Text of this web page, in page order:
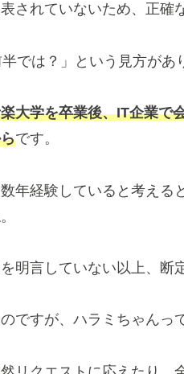
されていないため、正確
では？」という見方があ
大学を卒業後、IT企業で
です。
年経験していると考えると
明言していない以上、断
ですが、ハラミちゃんっ